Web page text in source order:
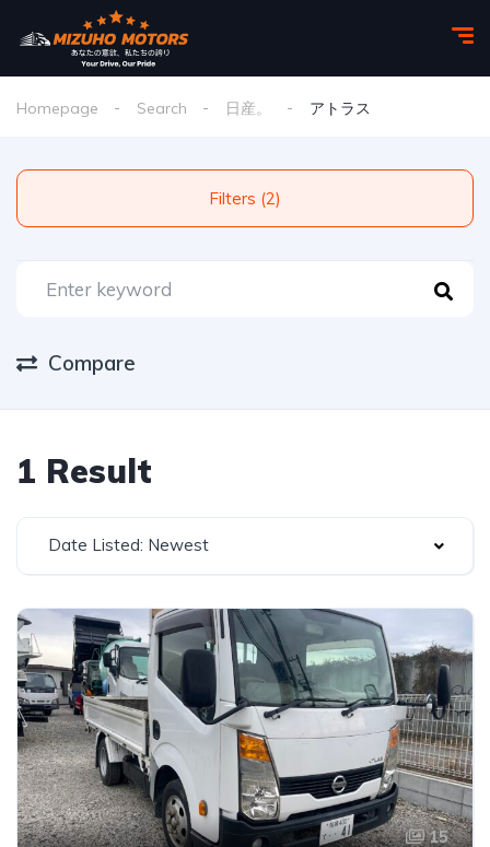
Homepage Search 日産。 アトラス
Filters (2)
Compare
1 Result
Date Listed: Newest
15